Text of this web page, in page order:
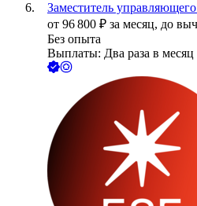
Заместитель
от 96 800 ₽ за месяц, до
Без опыта
Выплаты: Два раза в месяц